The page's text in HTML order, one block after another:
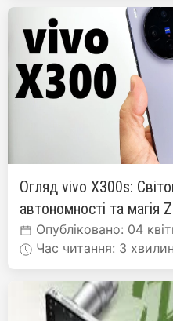
Огляд vivo X300s:
автономності та магія
Опубліковано: 04
Час читання: 3